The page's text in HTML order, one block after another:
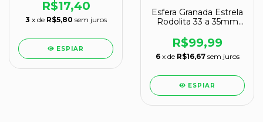
150 a 900gr
R$17,40
3 x de R$5,80 sem juros
ESPIAR
Esfera Granada Estrela
Rodolita 33 a 35mm
R$99,99
6 x de R$16,67 sem juros
ESPIAR